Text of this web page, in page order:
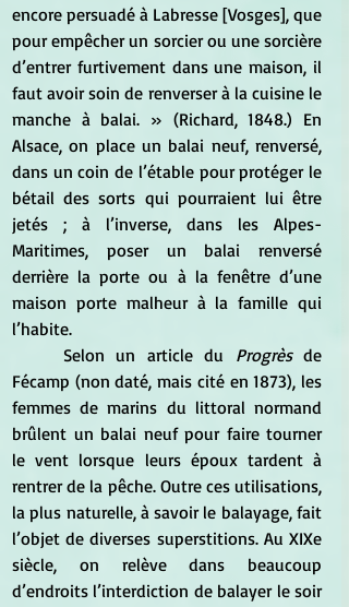
encore persuadé à Labresse [Vosges], que
pour empêcher un sorcier ou une sorcière
d’entrer furtivement dans une maison, il
faut avoir soin de renverser à la cuisine le
manche à balai. » (Richard, 1848.) En
Alsace, on place un balai neuf, renversé,
dans un coin de l’étable pour protéger le
bétail des sorts qui pourraient lui être
jetés ; à l’inverse, dans les Alpes-
Maritimes, poser un balai renversé
derrière la porte ou à la fenêtre d’une
maison porte malheur à la famille qui
l’habite.
	Selon un article du
Progrès de
Fécamp (non daté, mais cité en 1873), les
femmes de marins du littoral normand
brûlent un balai neuf pour faire tourner
le vent lorsque leurs époux tardent à
rentrer de la pêche. Outre ces utilisations,
la plus naturelle, à savoir le balayage, fait
l’objet de diverses superstitions. Au XIXe
siècle, on relève dans beaucoup
d’endroits l’interdiction de balayer le soir